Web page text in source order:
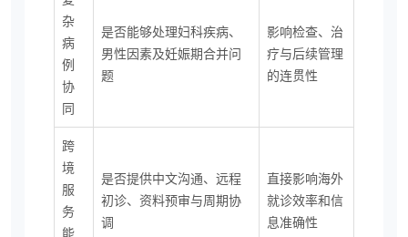
杂
病
例
协
同
是否能够处理妇科疾病、
男性因素及妊娠期合并问
题
影响检查、治
疗与后续管理
的连贯性
跨
境
服
务
能
是否提供中文沟通、远程
初诊、资料预审与周期协
调
直接影响海外
就诊效率和信
息准确性